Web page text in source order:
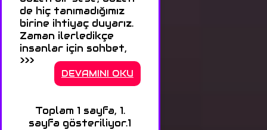
de hiç tanımadığımız
birine ihtiyaç duyarız.
Zaman ilerledikçe
insanlar için sohbet,
>>>
DEVAMINI OKU
Toplam 1 sayfa, 1.
sayfa gösteriliyor.1